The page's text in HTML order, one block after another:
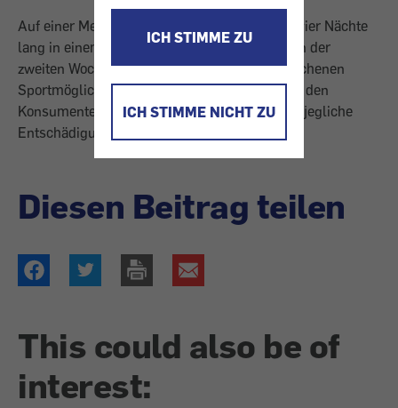
ICH STIMME ZU
ICH STIMME NICHT ZU
Auf einer Mexiko-Rundreise musste ein Paar vier Nächte
lang in einem Einbettzimmer unterkommen. In der
zweiten Woche fehlten die im Katalog versprochenen
Sportmöglichkeiten. Neckermann verweigerte den
Konsumenten auch nach unserer Intervention jegliche
Entschädigung.
Diesen Beitrag teilen
This could also be of
interest: